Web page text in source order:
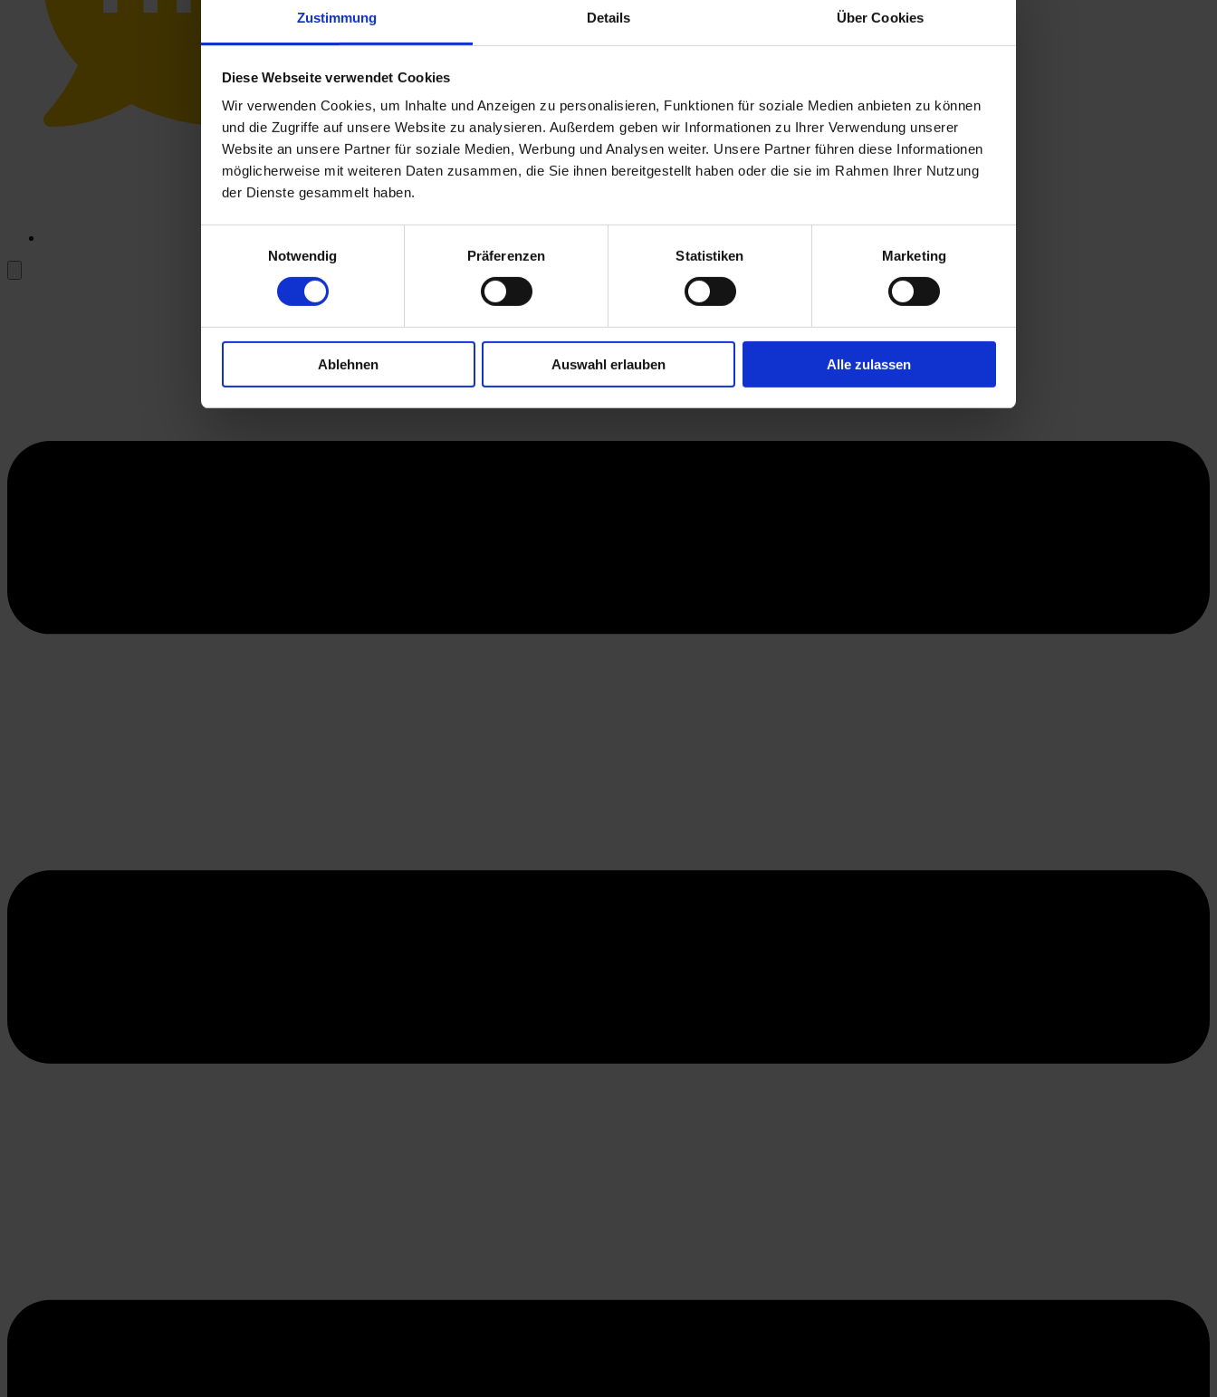
Zustimmung Details Über Cookies
Diese Webseite verwendet Cookies
Wir verwenden Cookies, um Inhalte und Anzeigen zu personalisieren, Funktionen für soziale Medien anbieten zu können
und die Zugriffe auf unsere Website zu analysieren. Außerdem geben wir Informationen zu Ihrer Verwendung unserer
Website an unsere Partner für soziale Medien, Werbung und Analysen weiter. Unsere Partner führen diese Informationen
möglicherweise mit weiteren Daten zusammen, die Sie ihnen bereitgestellt haben oder die sie im Rahmen Ihrer Nutzung
der Dienste gesammelt haben.
Notwendig
Präferenzen Statistiken Marketing
Ablehnen Auswahl erlauben Alle zulassen